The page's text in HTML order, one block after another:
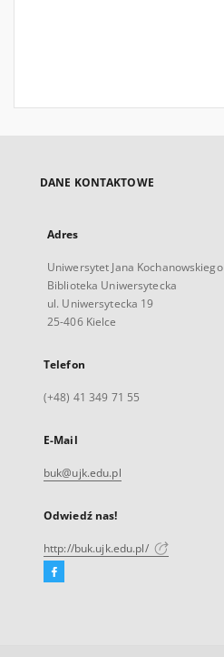
DANE KONTAKTOWE
Adres
Uniwersytet Jana Kochanowskiego
Biblioteka Uniwersytecka
ul. Uniwersytecka 19
25-406 Kielce
Telefon
(+48) 41 349 71 55
E-Mail
buk@ujk.edu.pl
Odwiedź nas!
http://buk.ujk.edu.pl/
Facebook